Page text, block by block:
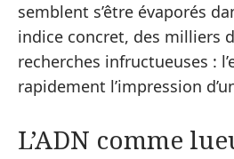
semblent s’être évaporés
indice concret, des milliers
recherches infructueuses :
rapidement l’impression
L’ADN comme